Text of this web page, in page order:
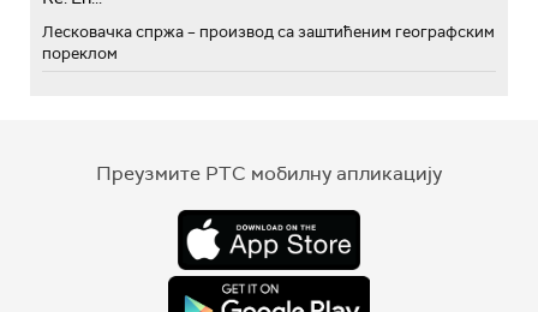
Лесковачка спржа – производ са заштићеним географским
пореклом
Преузмите РТС мобилну апликацију